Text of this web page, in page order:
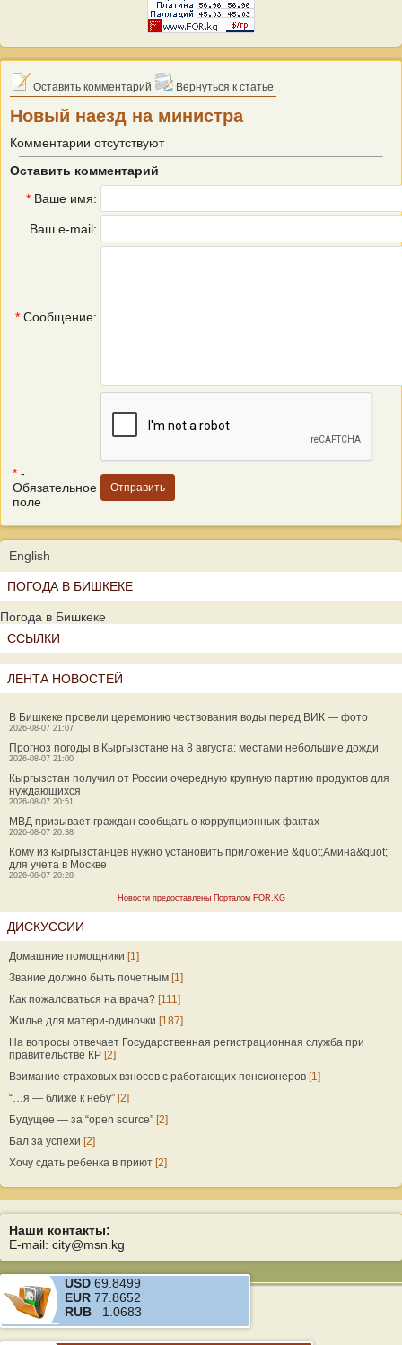
Оставить комментарий Вернуться к статье
Новый наезд на министра
Комментарии отсутствуют
Оставить комментарий
* Ваше имя:
Ваш e-mail:
* Сообщение:
* -
Обязательное
поле
English
ПОГОДА В БИШКЕКЕ
Погода в Бишкеке
ССЫЛКИ
ЛЕНТА НОВОСТЕЙ
В Бишкеке провели церемонию чествования воды перед ВИК — фото
2026-08-07 21:07
Прогноз погоды в Кыргызстане на 8 августа: местами небольшие дожди
2026-08-07 21:00
Кыргызстан получил от России очередную крупную партию продуктов для
нуждающихся
2026-08-07 20:51
МВД призывает граждан сообщать о коррупционных фактах
2026-08-07 20:38
Кому из кыргызстанцев нужно установить приложение &quot;Амина&quot;
для учета в Москве
2026-08-07 20:28
Новости предоставлены Порталом FOR.KG
ДИСКУССИИ
Домашние помощники [1]
Звание должно быть почетным [1]
Как пожаловаться на врача? [111]
Жилье для матери-одиночки [187]
На вопросы отвечает Государственная регистрационная служба при
правительстве КР [2]
Взимание страховых взносов с работающих пенсионеров [1]
“…я — ближе к небу” [2]
Будущее — за “open source” [2]
Бал за успехи [2]
Хочу сдать ребенка в приют [2]
Наши контакты:
E-mail: city@msn.kg
USD 69.8499
EUR 77.8652
RUB 1.0683